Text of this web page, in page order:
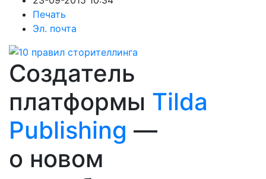
Печать
Эл. почта
Создатель
платформы Tilda
Publishing —
о новом